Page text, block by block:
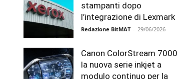
stampanti dopo
l’integrazione di Lexmark
Redazione BitMAT - 29/06/2026
Canon ColorStream
la nuova serie inkjet a
modulo continuo per la